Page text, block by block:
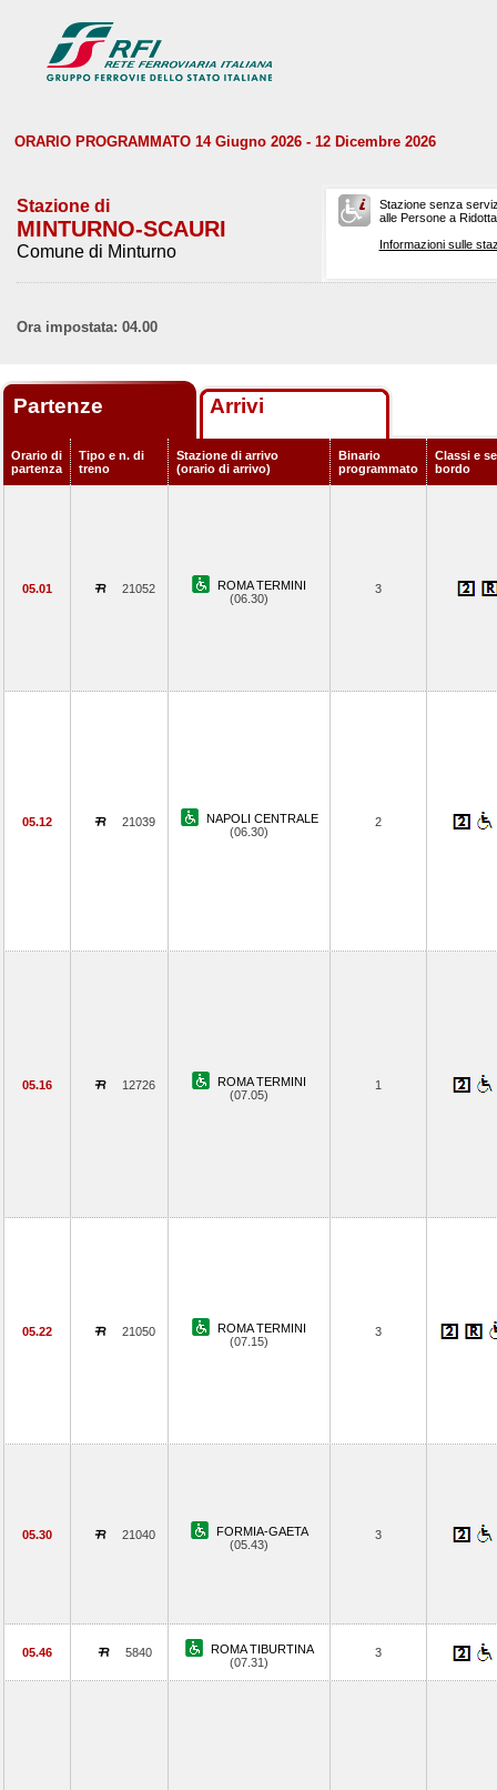
ORARIO PROGRAMMATO 14 Giugno 2026 - 12 Dicembre 2026
Stazione di
MINTURNO-SCAURI
Comune di Minturno
Stazione senza
alle Persone a
Informazioni sulle
Ora impostata: 04.00
Partenze Arrivi
Orario di
partenza
Tipo e n. di
treno
Stazione di arrivo
(orario di arrivo)
Binario
programmato
Classi e
bordo
05.01 21052
ROMA TERMINI
(06.30)
3
05.12 21039
NAPOLI CENTRALE
(06.30)
2
05.16 12726
ROMA TERMINI
(07.05)
1
05.22 21050
ROMA TERMINI
(07.15)
3
05.30 21040
FORMIA-GAETA
(05.43)
3
05.46 5840
ROMA TIBURTINA
(07.31)
3